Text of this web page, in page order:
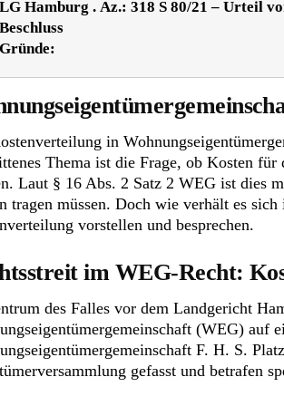
LG Hamburg . Az.: 318 S 80/21 – Urteil
Beschluss
Gründe:
in
Thema ist die Frage, ob Kosten
Laut § 16 Abs. 2 Satz 2 WEG ist dies
tragen müssen. Doch wie verhält es
vorstellen und besprechen.
im WEG-Recht:
des Falles vor dem Landgericht
(WEG) auf
F. H. S.
gefasst und betrafen